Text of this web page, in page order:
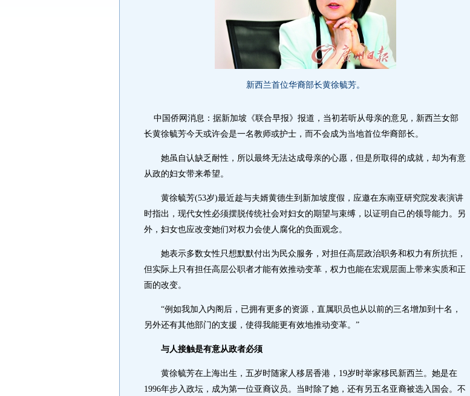
新西兰首位华裔部长黄徐毓芳。
中国侨网消息：据新加坡《联合早报》报道，当初若听从母亲的意见，新西兰女部
长黄徐毓芳今天或许会是一名教师或护士，而不会成为当地首位华裔部长。
她虽自认缺乏耐性，所以最终无法达成母亲的心愿，但是所取得的成就，却为有意
从政的妇女带来希望。
黄徐毓芳(53岁)最近趁与夫婿黄德生到新加坡度假，应邀在东南亚研究院发表演讲
时指出，现代女性必须摆脱传统社会对妇女的期望与束缚，以证明自己的领导能力。另
外，妇女也应改变她们对权力会使人腐化的负面观念。
她表示多数女性只想默默付出为民众服务，对担任高层政治职务和权力有所抗拒，
但实际上只有担任高层公职者才能有效推动变革，权力也能在宏观层面上带来实质和正
面的改变。
“例如我加入内阁后，已拥有更多的资源，直属职员也从以前的三名增加到十名，
另外还有其他部门的支援，使得我能更有效地推动变革。”
与人接触是有意从政者必须
黄徐毓芳在上海出生，五岁时随家人移居香港，19岁时举家移民新西兰。她是在
1996年步入政坛，成为第一位亚裔议员。当时除了她，还有另五名亚裔被选入国会。不